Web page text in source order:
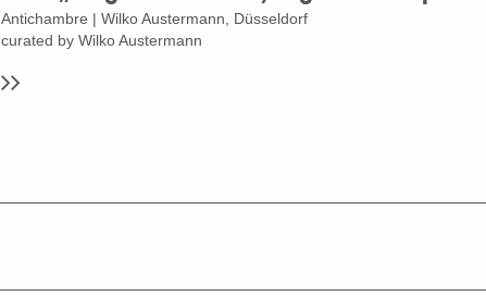
Antichambre | Wilko Austermann, Düsseldorf
curated by Wilko Austermann